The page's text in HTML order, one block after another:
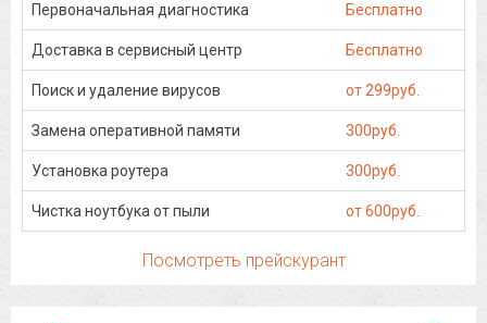
Первоначальная диагностика Бесплатно
Доставка в сервисный центр Бесплатно
Поиск и удаление вирусов от 299руб.
Замена оперативной памяти 300руб.
Установка роутера 300руб.
Чистка ноутбука от пыли от 600руб.
Посмотреть прейскурант